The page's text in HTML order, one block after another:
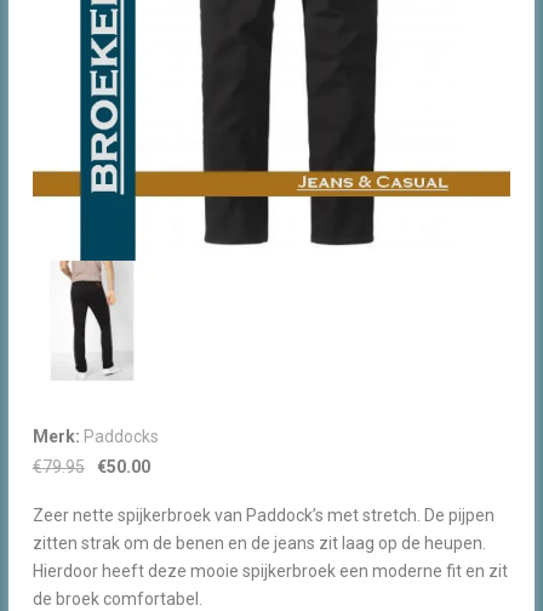
Merk: Paddocks
€79.95
Oorspronkelijke
was:
€79.95.
€50.00
is:
€50.00.
Zeer nette spijkerbroek van Paddock’s met stretch. De pijpen
zitten strak om de benen en de jeans zit laag op de heupen.
Hierdoor heeft deze mooie spijkerbroek een moderne fit en zit
de broek comfortabel.